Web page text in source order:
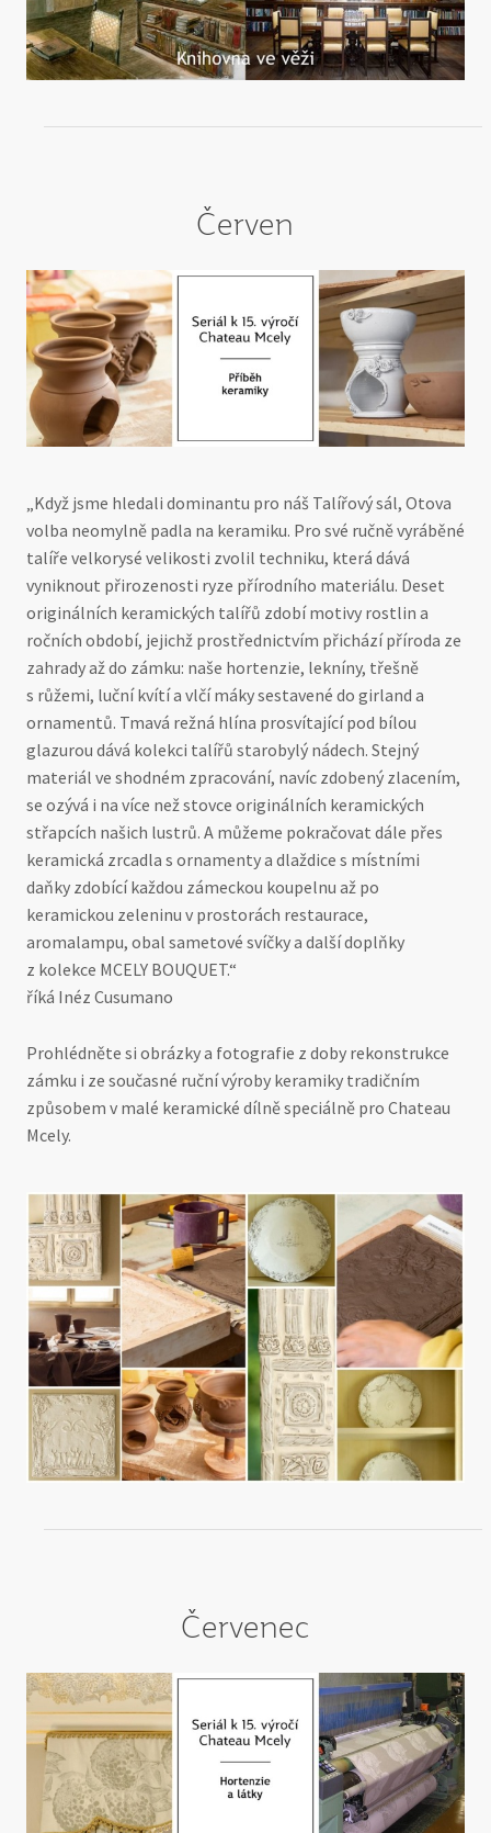
Červen
„Když jsme hledali dominantu pro náš Talířový sál, Otova
volba neomylně padla na keramiku. Pro své ručně vyráběné
talíře velkorysé velikosti zvolil techniku, která dává
vyniknout přirozenosti ryze přírodního materiálu. Deset
originálních keramických talířů zdobí motivy rostlin a
ročních období, jejichž prostřednictvím přichází příroda ze
zahrady až do zámku: naše hortenzie, lekníny, třešně
s růžemi, luční kvítí a vlčí máky sestavené do girland a
ornamentů. Tmavá režná hlína prosvítající pod bílou
glazurou dává kolekci talířů starobylý nádech. Stejný
materiál ve shodném zpracování, navíc zdobený zlacením,
se ozývá i na více než stovce originálních keramických
střapcích našich lustrů. A můžeme pokračovat dále přes
keramická zrcadla s ornamenty a dlaždice s místními
daňky zdobící každou zámeckou koupelnu až po
keramickou zeleninu v prostorách restaurace,
aromalampu, obal sametové svíčky a další doplňky
z kolekce MCELY BOUQUET.“
říká Inéz Cusumano
Prohlédněte si obrázky a fotografie z doby rekonstrukce
zámku i ze současné ruční výroby keramiky tradičním
způsobem v malé keramické dílně speciálně pro Chateau
Mcely.
Červenec